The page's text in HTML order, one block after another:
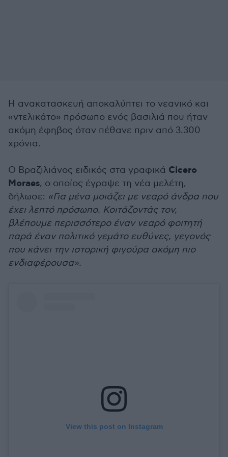
Η ανακατασκευή αποκαλύπτει το νεανικό και
«ντελικάτο» πρόσωπο ενός βασιλιά που ήταν
ακόμη έφηβος όταν πέθανε πριν από 3.300
χρόνια.
Ο Βραζιλιάνος ειδικός στα γραφικά Cicero
Moraes, ο οποίος έγραψε τη νέα μελέτη,
δήλωσε: «Για μένα μοιάζει με νεαρό άνδρα που
έχει λεπτό πρόσωπο. Κοιτάζοντάς τον,
βλέπουμε περισσότερο έναν νεαρό φοιτητή
παρά έναν πολιτικό γεμάτο ευθύνες, γεγονός
που κάνει την ιστορική φιγούρα ακόμη πιο
ενδιαφέρουσα».
View this post on Instagram